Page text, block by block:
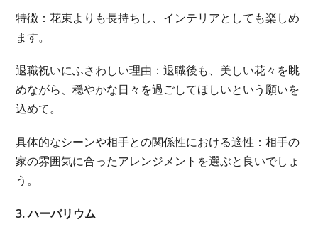
特徴：花束よりも長持ちし、インテリアとしても楽しめ
ます。
退職祝いにふさわしい理由：退職後も、美しい花々を眺
めながら、穏やかな日々を過ごしてほしいという願いを
込めて。
具体的なシーンや相手との関係性における適性：相手の
家の雰囲気に合ったアレンジメントを選ぶと良いでしょ
う。
3. ハーバリウム